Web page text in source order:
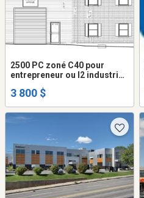
2500 PC zoné C40 pour
entrepreneur ou I2 industrie
3 800 $